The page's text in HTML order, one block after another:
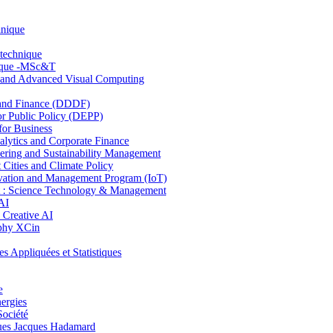
-MSc&T
Advanced Visual Computing
Finance (DDDF)
Public Policy (DEPP)
Business
and Corporate Finance
and Sustainability Management
and Climate Policy
and Management Program (IoT)
Technology & Management
AI
XCin
Appliquées et Statistiques
Jacques Hadamard